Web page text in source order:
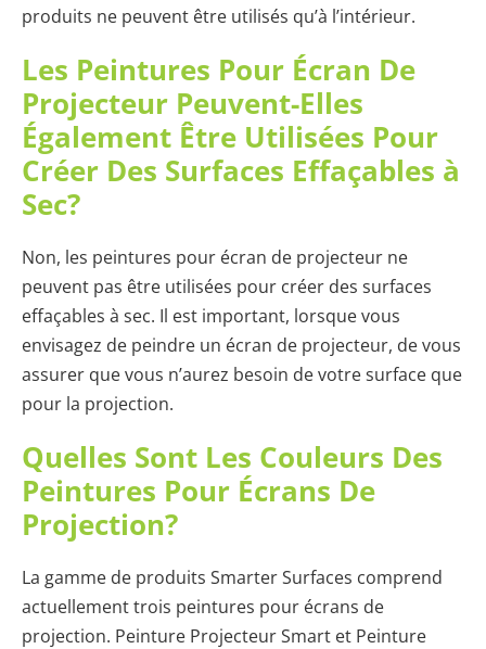
produits ne peuvent être utilisés qu’à l’intérieur.
Les Peintures Pour Écran De
Projecteur Peuvent-Elles
Également Être Utilisées Pour
Créer Des Surfaces Effaçables à
Sec?
Non, les peintures pour écran de projecteur ne
peuvent pas être utilisées pour créer des surfaces
effaçables à sec. Il est important, lorsque vous
envisagez de peindre un écran de projecteur, de vous
assurer que vous n’aurez besoin de votre surface que
pour la projection.
Quelles Sont Les Couleurs Des
Peintures Pour Écrans De
Projection?
La gamme de produits Smarter Surfaces comprend
actuellement trois peintures pour écrans de
projection. Peinture Projecteur Smart et Peinture